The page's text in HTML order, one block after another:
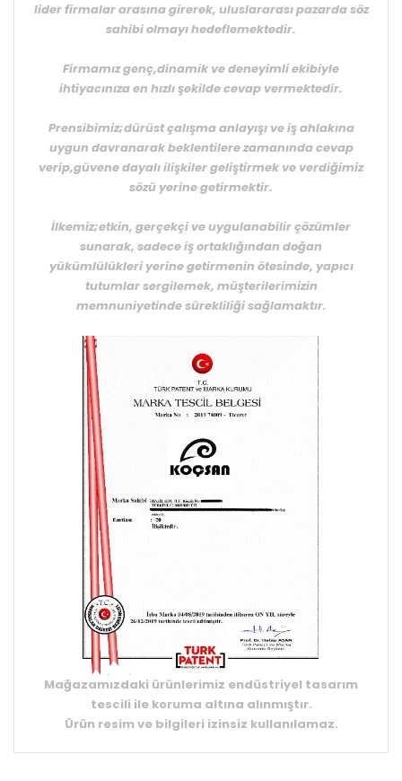
lider firmalar arasına girerek, uluslararası pazarda söz
sahibi olmayı hedeflemektedir.
Firmamız genç,dinamik ve deneyimli ekibiyle
ihtiyacınıza en hızlı şekilde cevap vermektedir.
Prensibimiz;dürüst çalışma anlayışı ve iş ahlakına
uygun davranarak beklentilere zamanında cevap
verip,güvene dayalı ilişkiler geliştirmek ve verdiğimiz
sözü yerine getirmektir.
İlkemiz;etkin, gerçekçi ve uygulanabilir çözümler
sunarak, sadece iş ortaklığından doğan
yükümlülükleri yerine getirmenin ötesinde, yapıcı
tutumlar sergilemek, müşterilerimizin
memnuniyetinde sürekliliği sağlamaktır.
Mağazamızdaki ürünlerimiz endüstriyel tasarım
tescili ile koruma altına alınmıştır.
Ürün resim ve bilgileri izinsiz kullanılamaz.